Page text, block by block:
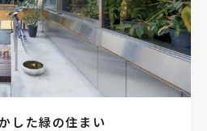
した緑の住まい